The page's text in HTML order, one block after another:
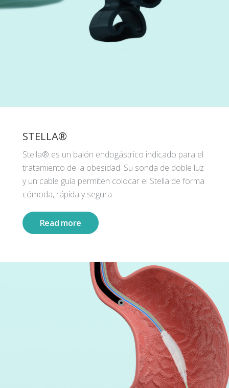
STELLA®
Stella® es un balón endogástrico indicado para el
tratamiento de la obesidad. Su sonda de doble luz
y un cable guía permiten colocar el Stella de forma
cómoda, rápida y segura.
Read more